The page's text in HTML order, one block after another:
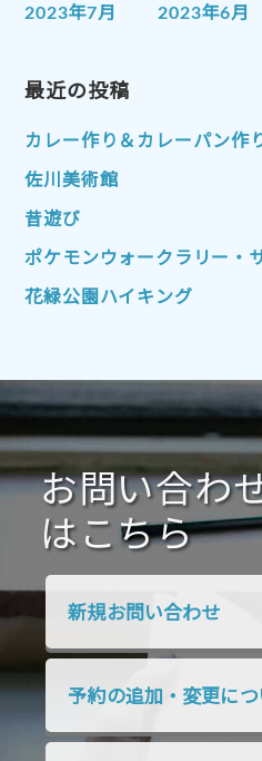
2023年7月 2023年6月
2023年1月
2022年10月 2022年9月
2022年7月
2022年4月
2022年1月 2021年12月
2021年10月 2021年9月
2021年1月 2020年12月
2020年10月 2020年9月
2020年7月 2020年6月
2020年4月 2020年3月
2019年9月
2019年4月
最近の投稿
カレー作り＆カレーパン作
佐川美術館
昔遊び
ポケモンウォークラリー・
花緑公園ハイキング
お問い合わ
はこちら
新規お問い合わせ
予約の追加・変更につ